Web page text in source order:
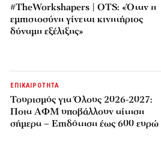
#TheWorkshapers | OTS: «Όταν η
εμπιστοσύνη γίνεται κινητήριος
δύναμη εξέλιξης»
ΕΠΙΚΑΙΡΟΤΗΤΑ
Τουρισμός για Όλους 2026-2027:
Ποια ΑΦΜ υποβάλλουν αίτηση
σήμερα – Επιδότηση έως 600 ευρώ